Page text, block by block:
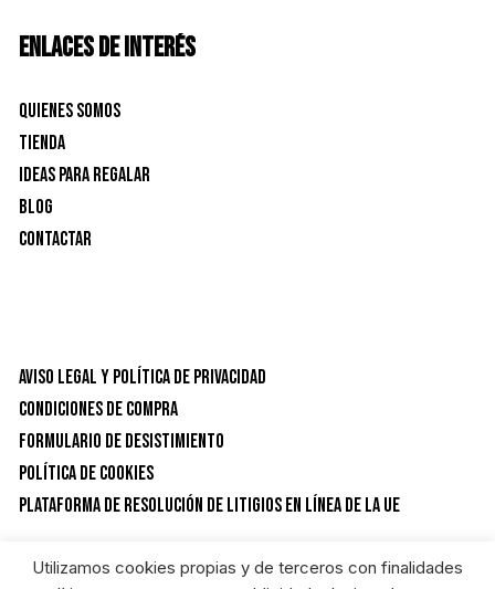
ENLACES DE INTERÉS
Quienes Somos
Tienda
Ideas para Regalar
Blog
Contactar
Aviso Legal y Política de privacidad
Condiciones de Compra
Formulario de desistimiento
Política de Cookies
Plataforma de resolución de litigios en línea de la UE
CATEGORÍAS DEL PRODUCTO
Utilizamos cookies propias y de terceros con finalidades